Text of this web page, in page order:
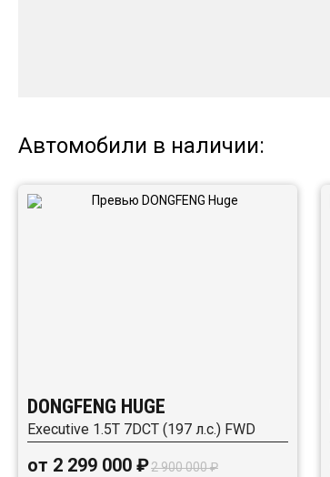
Автомобили в наличии:
DONGFENG HUGE
Executive 1.5T 7DCT (197 л.с.) FWD
от 2 299 000 ₽2 900 000 ₽